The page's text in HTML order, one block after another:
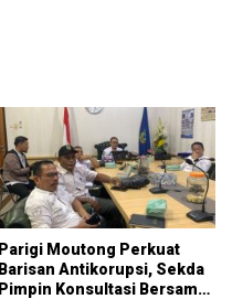
Parigi Moutong Perkuat
Barisan Antikorupsi, Sekda
Pimpin Konsultasi Bersama